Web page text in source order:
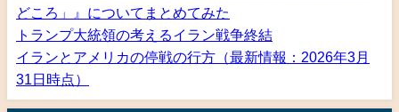
どころ」』についてまとめてみた
トランプ大統領の考えるイラン戦争終結
イランとアメリカの停戦の行方（最新情報：2026年3月
31日時点）